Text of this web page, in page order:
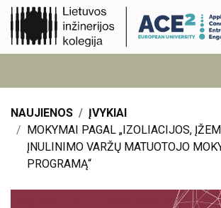
NAUJIENOS
ĮVYKIAI
MOKYMAI PAGAL „IZOLIACIJOS,
ĮNULINIMO VARŽŲ MATUOTOJO
PROGRAMĄ“